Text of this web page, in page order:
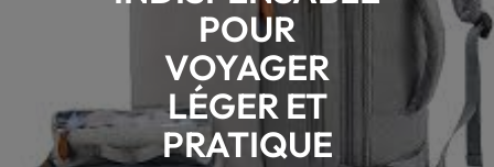
POUR
VOYAGER
LÉGER ET
PRATIQUE